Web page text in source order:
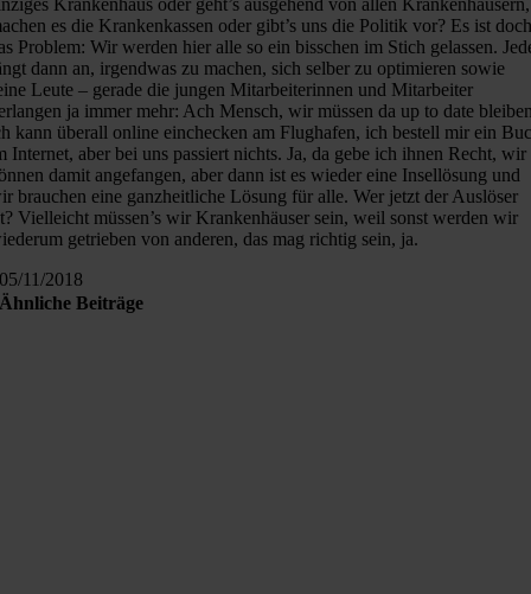
es die Krankenkassen oder gibt’s uns die Politik vor? Es ist
Problem: Wir werden hier alle so ein bisschen im Stich gelassen.
dann an, irgendwas zu machen, sich selber zu optimieren sowie
Leute – gerade die jungen Mitarbeiterinnen und Mitarbeiter
ja immer mehr: Ach Mensch, wir müssen da up to date
kann überall online einchecken am Flughafen, ich bestell mir ein
Internet, aber bei uns passiert nichts. Ja, da gebe ich ihnen Recht, wir
damit angefangen, aber dann ist es wieder eine Insellösung und
brauchen eine ganzheitliche Lösung für alle. Wer jetzt der Auslöser
Vielleicht müssen’s wir Krankenhäuser sein, weil sonst werden wir
getrieben von anderen, das mag richtig sein, ja.
05/11/2018
Ähnliche Beiträge